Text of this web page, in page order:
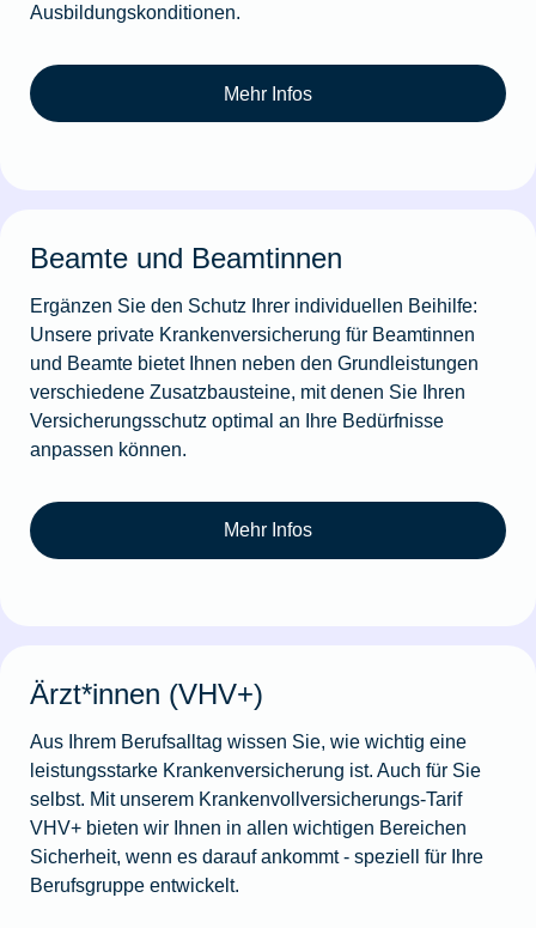
Ausbildungskonditionen.
Mehr Infos
Beamte und Beamtinnen
Ergänzen Sie den Schutz Ihrer individuellen Beihilfe:
Unsere private Krankenversicherung für Beamtinnen
und Beamte bietet Ihnen neben den Grundleistungen
verschiedene Zusatzbausteine, mit denen Sie Ihren
Versicherungsschutz optimal an Ihre Bedürfnisse
anpassen können.
Mehr Infos
Ärzt*innen (VHV+)
Aus Ihrem Berufsalltag wissen Sie, wie wichtig eine
leistungsstarke Krankenversicherung ist. Auch für Sie
selbst. Mit unserem Krankenvollversicherungs-Tarif
VHV+ bieten wir Ihnen in allen wichti­gen Bereichen
Sicherheit, wenn es darauf ankommt - speziell für Ihre
Berufsgruppe entwickelt.